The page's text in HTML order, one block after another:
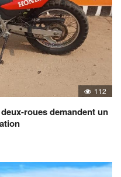
112
roues demandent un